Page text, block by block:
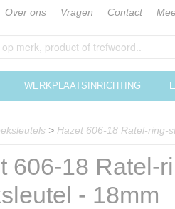
Over ons Vragen Contact
WERKPLAATSINRICHTING
> Hazet 606-18 Ratel-ring-
606-18 Ratel-
- 18mm